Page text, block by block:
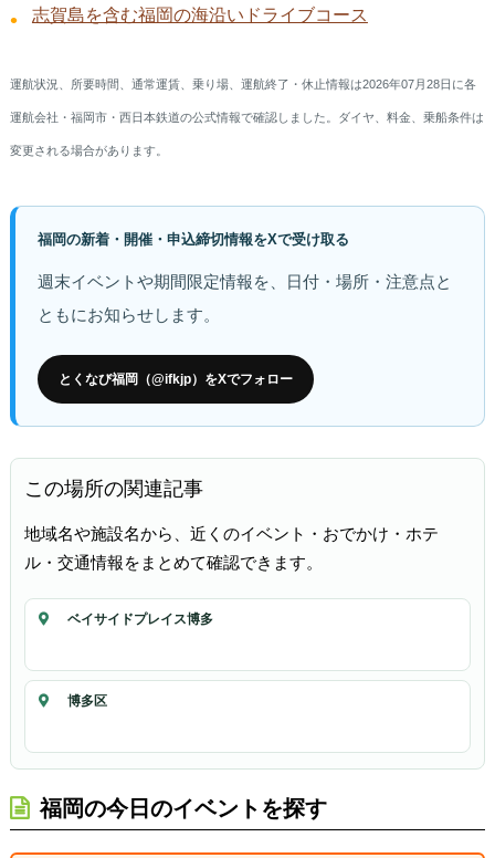
志賀島を含む福岡の海沿いドライブコース
運航状況、所要時間、通常運賃、乗り場、運航終了・休止情報は2026年07月28日に各
運航会社・福岡市・西日本鉄道の公式情報で確認しました。ダイヤ、料金、乗船条件は
変更される場合があります。
福岡の新着・開催・申込締切情報をXで受け取る
週末イベントや期間限定情報を、日付・場所・注意点と
ともにお知らせします。
とくなび福岡（@ifkjp）をXでフォロー
この場所の関連記事
地域名や施設名から、近くのイベント・おでかけ・ホテ
ル・交通情報をまとめて確認できます。
ベイサイドプレイス博多
博多区
福岡の今日のイベントを探す